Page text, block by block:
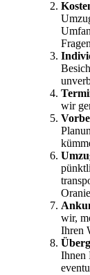
wir
wir,
Ihren
Ihnen